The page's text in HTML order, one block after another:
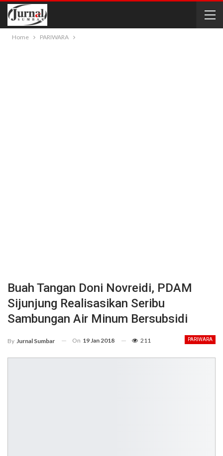
Home PARIWARA
Buah Tangan Doni Novreidi, PDAM
Sijunjung Realisasikan Seribu
Sambungan Air Minum Bersubsidi
PARIWARA
By Jurnal Sumbar On 19 Jan 2018 211